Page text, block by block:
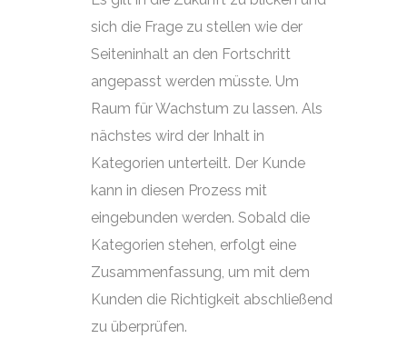
sich die Frage zu stellen wie der
Seiteninhalt an den Fortschritt
angepasst werden müsste. Um
Raum für Wachstum zu lassen. Als
nächstes wird der Inhalt in
Kategorien unterteilt. Der Kunde
kann in diesen Prozess mit
eingebunden werden. Sobald die
Kategorien stehen, erfolgt eine
Zusammenfassung, um mit dem
Kunden die Richtigkeit abschließend
zu überprüfen.